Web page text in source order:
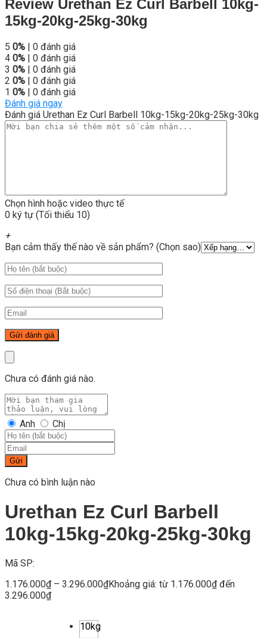
Review Urethan Ez Curl Barbell 10kg-
15kg-20kg-25kg-30kg
5 0% | 0 đánh giá
4 0% | 0 đánh giá
3 0% | 0 đánh giá
2 0% | 0 đánh giá
1 0% | 0 đánh giá
Đánh giá ngay
Đánh giá Urethan Ez Curl Barbell 10kg-15kg-20kg-25kg-30kg
Chọn hình hoặc video thực tế
0 ký tự (Tối thiểu 10)
+
Bạn cảm thấy thế nào về sản phẩm? (Chọn sao)
Chưa có đánh giá nào.
Anh Chị
Gửi
Chưa có bình luận nào
Urethan Ez Curl Barbell
10kg-15kg-20kg-25kg-30kg
Mã SP:
1.176.000₫ – 3.296.000₫Khoảng giá: từ 1.176.000₫ đến
3.296.000₫
10kg